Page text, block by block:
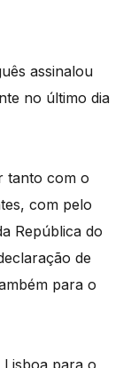
assinalou
no último dia
tanto com o
com pelo
República do
de
para o